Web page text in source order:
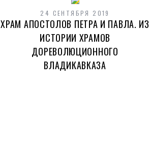
24 СЕНТЯБРЯ 2019
ХРАМ АПОСТОЛОВ ПЕТРА И ПАВЛА. ИЗ
ИСТОРИИ ХРАМОВ
ДОРЕВОЛЮЦИОННОГО
ВЛАДИКАВКАЗА